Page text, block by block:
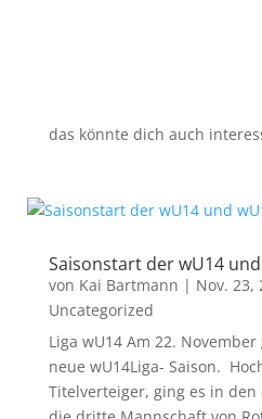
das könnte dich auch
Saisonstart der wU14
von Kai Bartmann | Nov. 23,
Uncategorized
Liga wU14 Am 22.
neue wU14Liga- Saison.
Titelverteiger, ging es in den